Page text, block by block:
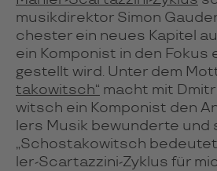
mu­sik­di­rek­tor Simon
ches­ter ein neues Kapitel
ein Kom­po­nist in den Fokus
gestellt wird. Unter dem
ta­ko­witsch“ macht mit
witsch ein Kom­po­nist den
lers Musik bewun­derte und
„Schos­ta­ko­wi­tsch
ler-Scar­taz­zini-Zyk­lus für